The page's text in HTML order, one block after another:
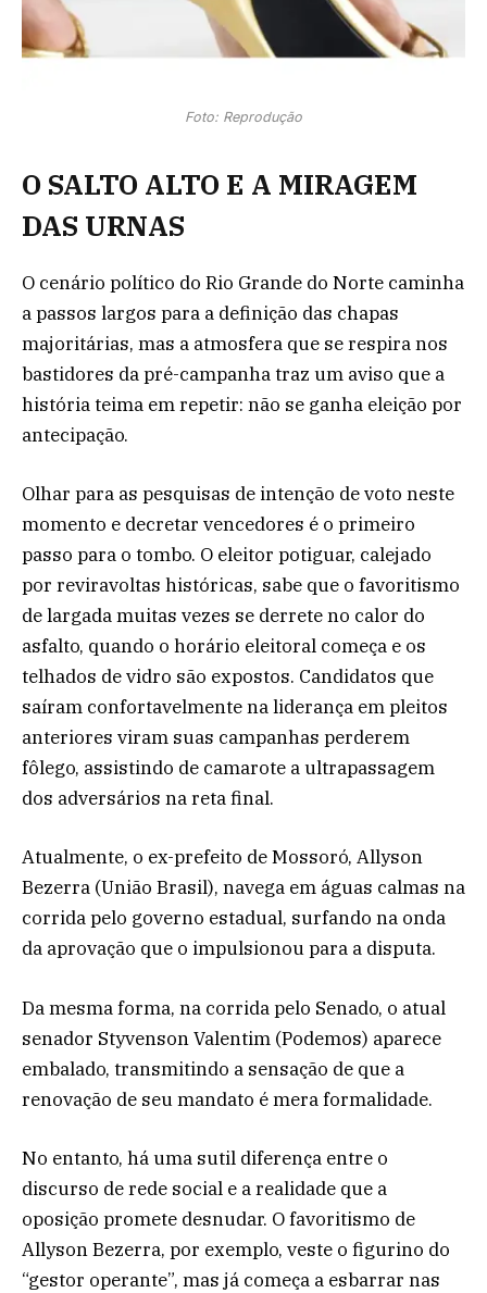
Foto: Reprodução
O SALTO ALTO E A MIRAGEM
DAS URNAS
O cenário político do Rio Grande do Norte caminha
a passos largos para a definição das chapas
majoritárias, mas a atmosfera que se respira nos
bastidores da pré-campanha traz um aviso que a
história teima em repetir: não se ganha eleição por
antecipação.
Olhar para as pesquisas de intenção de voto neste
momento e decretar vencedores é o primeiro
passo para o tombo. O eleitor potiguar, calejado
por reviravoltas históricas, sabe que o favoritismo
de largada muitas vezes se derrete no calor do
asfalto, quando o horário eleitoral começa e os
telhados de vidro são expostos. Candidatos que
saíram confortavelmente na liderança em pleitos
anteriores viram suas campanhas perderem
fôlego, assistindo de camarote a ultrapassagem
dos adversários na reta final.
Atualmente, o ex-prefeito de Mossoró, Allyson
Bezerra (União Brasil), navega em águas calmas na
corrida pelo governo estadual, surfando na onda
da aprovação que o impulsionou para a disputa.
Da mesma forma, na corrida pelo Senado, o atual
senador Styvenson Valentim (Podemos) aparece
embalado, transmitindo a sensação de que a
renovação de seu mandato é mera formalidade.
No entanto, há uma sutil diferença entre o
discurso de rede social e a realidade que a
oposição promete desnudar. O favoritismo de
Allyson Bezerra, por exemplo, veste o figurino do
“gestor operante”, mas já começa a esbarrar nas